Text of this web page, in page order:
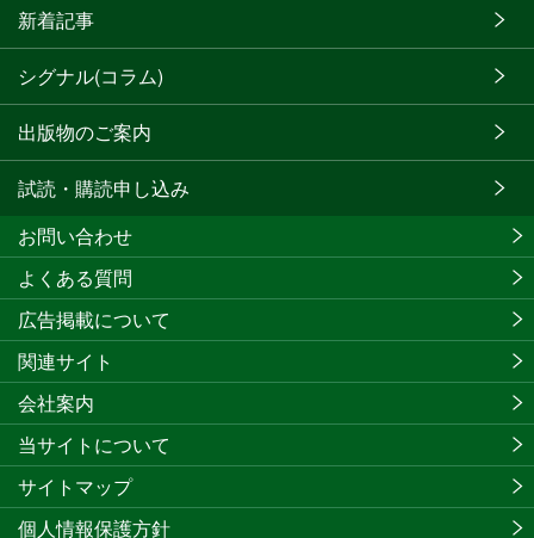
新着記事
シグナル(コラム)
出版物のご案内
試読・購読申し込み
お問い合わせ
よくある質問
広告掲載について
関連サイト
会社案内
当サイトについて
サイトマップ
個人情報保護方針